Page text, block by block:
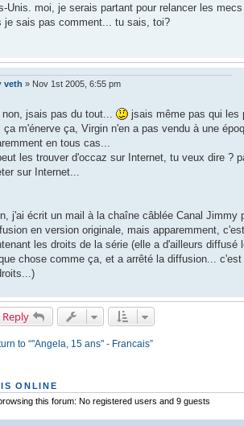
Unis. moi, je serais partant pour relancer les
je sais pas comment... tu sais, toi?
veth » Nov 1st 2005, 6:55 pm
non, jsais pas du tout...
jsais même pas qui les
ça m'énerve ça, Virgin n'en a pas vendu à une
en tous cas...
les trouver d'occaz sur Internet, tu veux dire ?
sur Internet...
j'ai écrit un mail à la chaîne câblée Canal Jimmy
en version originale, mais apparemment,
les droits de la série (elle a d'ailleurs diffusé
chose comme ça, et a arrêté la diffusion...
to “"Angela, 15 ans" - Francais”
ONLINE
this forum: No registered users and 9 guests